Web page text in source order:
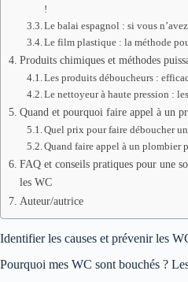
!
Le balai espagnol : si vous
Le film plastique : la méthode
Produits chimiques et méthodes
Les produits déboucheurs :
Le nettoyeur à haute pression :
Quand et pourquoi faire appel à un
Quel prix pour faire déboucher
Quand faire appel à un plombier
FAQ et conseils pratiques pour une
les WC
Auteur/autrice
Identifier les causes et prévenir les
Pourquoi mes WC sont bouchés ?